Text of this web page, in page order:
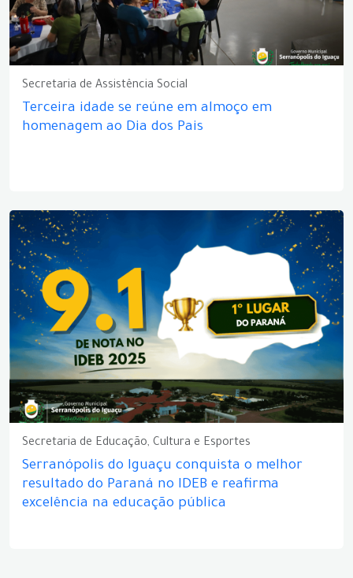
Secretaria de Assistência Social
Terceira idade se reúne em almoço em
homenagem ao Dia dos Pais
Secretaria de Educação, Cultura e Esportes
Serranópolis do Iguaçu conquista o melhor
resultado do Paraná no IDEB e reafirma
excelência na educação pública